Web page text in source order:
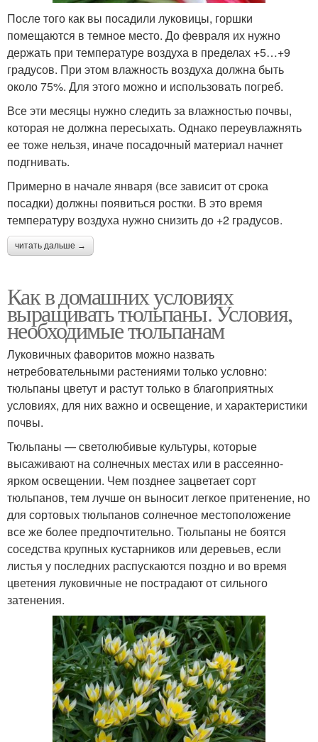
После того как вы посадили луковицы, горшки
помещаются в темное место. До февраля их нужно
держать при температуре воздуха в пределах +5…+9
градусов. При этом влажность воздуха должна быть
около 75%. Для этого можно и использовать погреб.
Все эти месяцы нужно следить за влажностью почвы,
которая не должна пересыхать. Однако переувлажнять
ее тоже нельзя, иначе посадочный материал начнет
подгнивать.
Примерно в начале января (все зависит от срока
посадки) должны появиться ростки. В это время
температуру воздуха нужно снизить до +2 градусов.
читать дальше →
Как в домашних условиях
выращивать тюльпаны. Условия,
необходимые тюльпанам
Луковичных фаворитов можно назвать
нетребовательными растениями только условно:
тюльпаны цветут и растут только в благоприятных
условиях, для них важно и освещение, и характеристики
почвы.
Тюльпаны — светолюбивые культуры, которые
высаживают на солнечных местах или в рассеянно-
ярком освещении. Чем позднее зацветает сорт
тюльпанов, тем лучше он выносит легкое притенение, но
для сортовых тюльпанов солнечное местоположение
все же более предпочтительно. Тюльпаны не боятся
соседства крупных кустарников или деревьев, если
листья у последних распускаются поздно и во время
цветения луковичные не пострадают от сильного
затенения.